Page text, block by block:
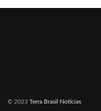
© 2023 Terra Brasil Notícias